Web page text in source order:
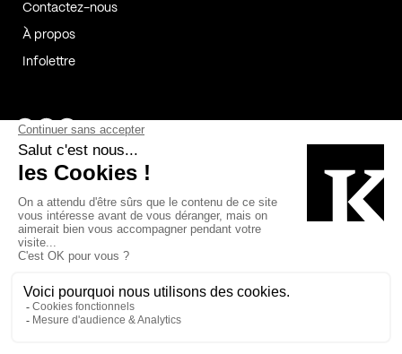
Contactez-nous
À propos
Infolettre
Page Facebook de Kollectif
Page Instagram de Kollectif
Page Linkedin de Kollectif
Bâtiment-Durable-Québec-1
Esquisses-1
MP-1 v2com-1